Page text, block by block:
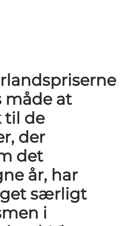
måde at
til de
der
det
år, har
særligt
i